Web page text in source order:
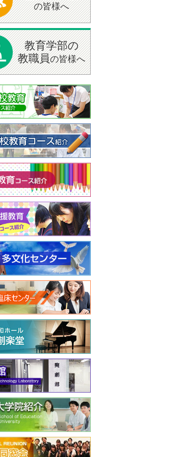
の皆様へ
教育学部の
教職員の皆様へ